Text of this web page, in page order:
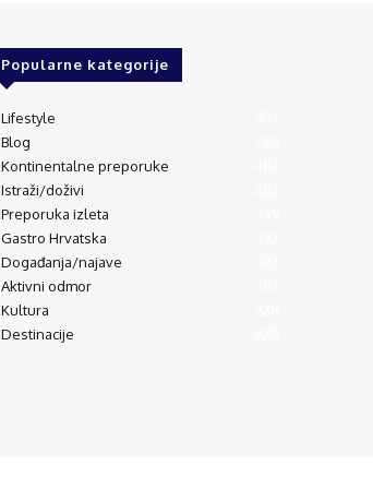
Popularne kategorije
Lifestyle
Blog
Kontinentalne preporuke
Istraži/doživi
Preporuka izleta
Gastro Hrvatska
Događanja/najave
Aktivni odmor
Kultura
Destinacije